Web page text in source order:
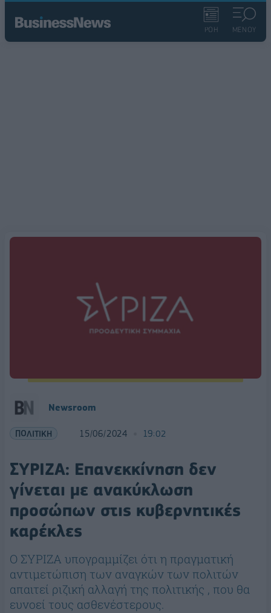
ΡΟΗ ΜΕΝΟΥ
Newsroom
ΠΟΛΙΤΙΚΗ 15/06/2024 19:02
ΣΥΡΙΖΑ: Επανεκκίνηση δεν
γίνεται με ανακύκλωση
προσώπων στις κυβερνητικές
καρέκλες
Ο ΣΥΡΙΖΑ υπογραμμίζει ότι η πραγματική
αντιμετώπιση των αναγκών των πολιτών
απαιτεί ριζική αλλαγή της πολιτικής , που θα
ευνοεί τους ασθενέστερους.